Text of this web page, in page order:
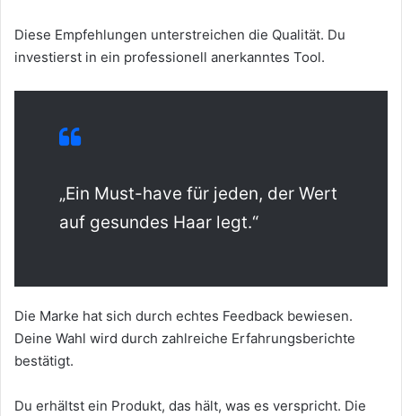
Diese Empfehlungen unterstreichen die Qualität. Du
investierst in ein professionell anerkanntes Tool.
„Ein Must-have für jeden, der Wert
auf gesundes Haar legt.“
Die Marke hat sich durch echtes Feedback bewiesen.
Deine Wahl wird durch zahlreiche Erfahrungsberichte
bestätigt.
Du erhältst ein Produkt, das hält, was es verspricht. Die